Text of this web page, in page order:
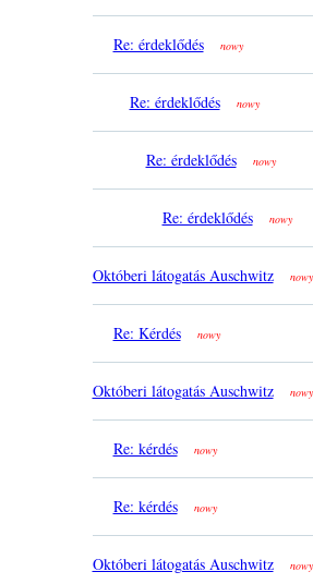
Re: érdeklődés nowy
Re: érdeklődés nowy
Re: érdeklődés nowy
Re: érdeklődés nowy
Októberi látogatás Auschwitz nowy
Re: Kérdés nowy
Októberi látogatás Auschwitz nowy
Re: kérdés nowy
Re: kérdés nowy
Októberi látogatás Auschwitz nowy